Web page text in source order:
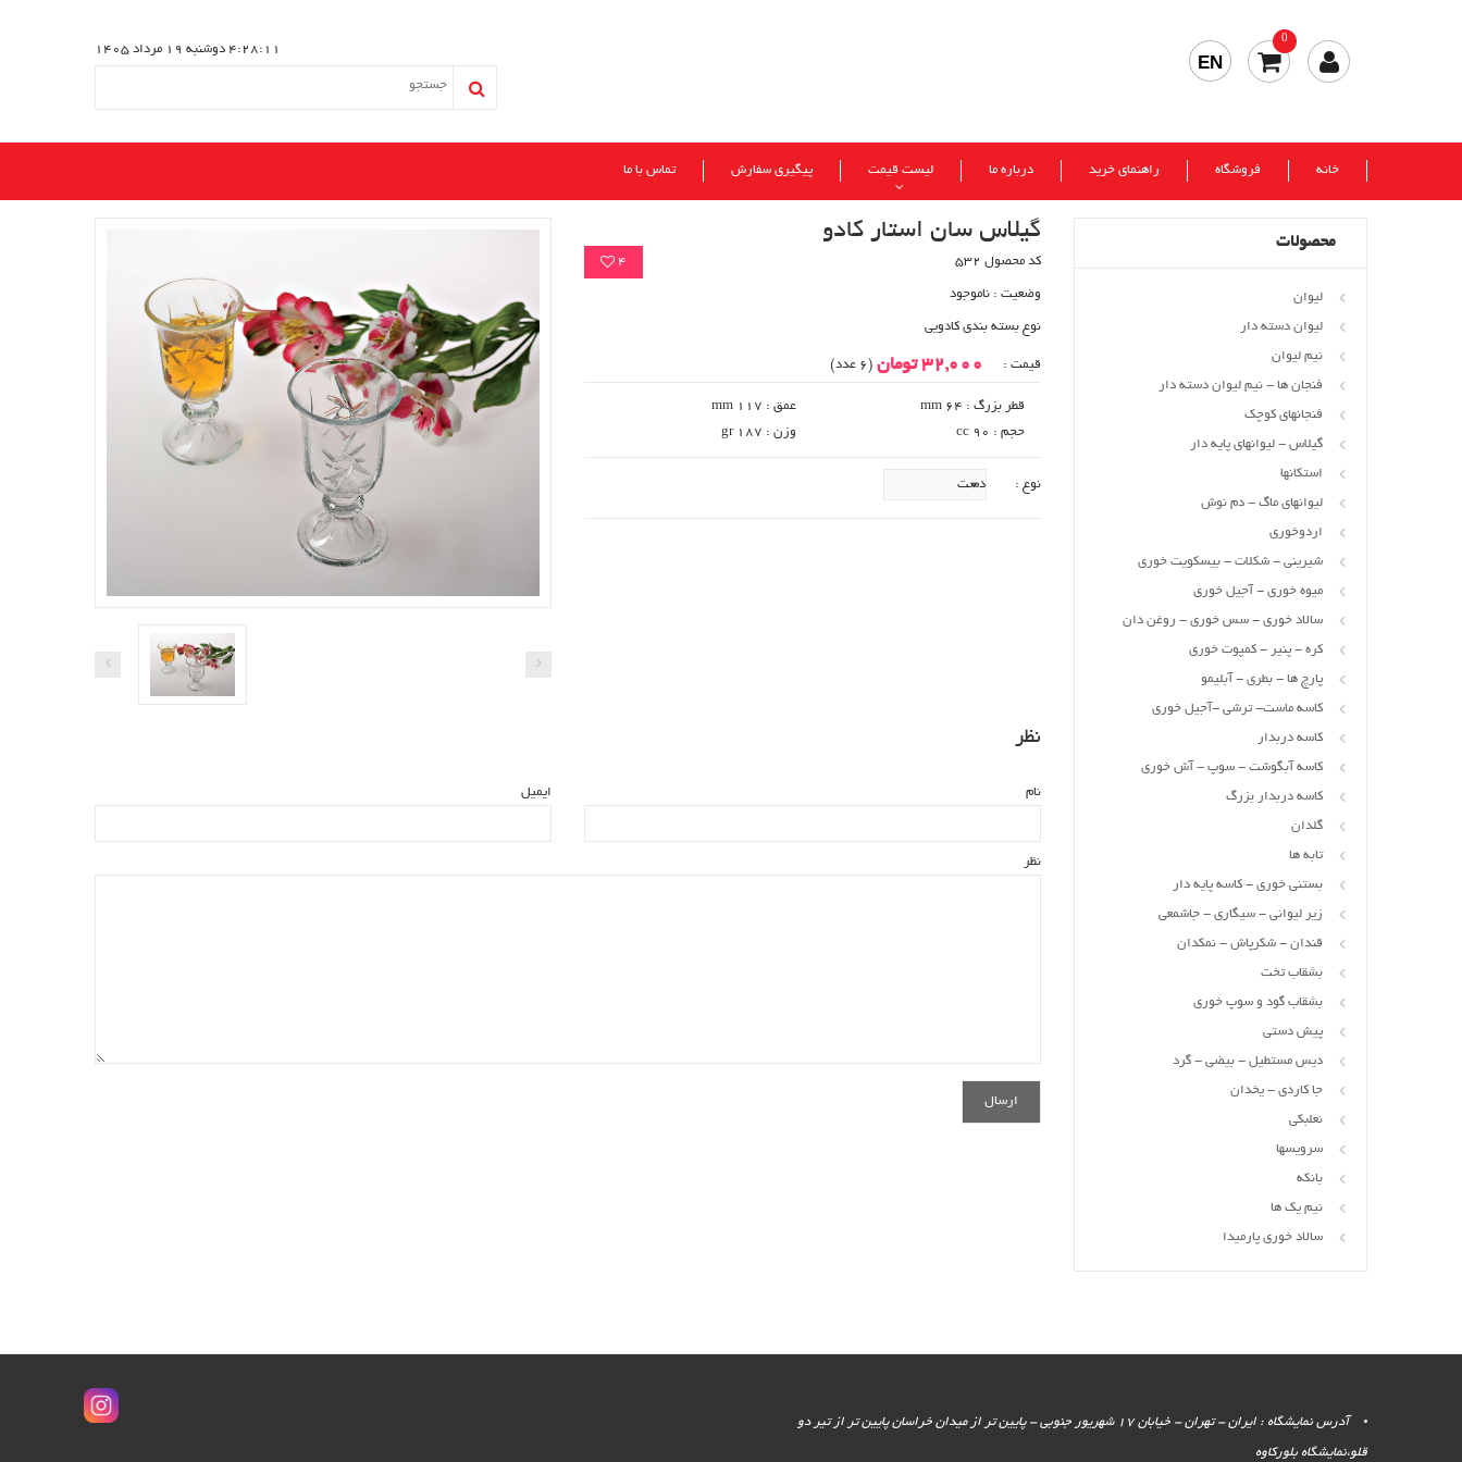
4:28:11 دوشنبه 19 مرداد 1405
0
EN
خانه فروشگاه راهنمای خرید درباره ما لیست قیمت پیگیری سفارش تماس با ما
گیلاس سان استار کادو
4 کد محصول 532
وضعیت : ناموجود
نوع بسته بندی کادویی
قیمت : 32,000 تومان (6 عدد)
قطر بزرگ : 64 mm
عمق : 117 mm
حجم : 90 cc
وزن : 187 gr
نوع :
نظر
ایمیل نام
نظر
محصولات
لیوان
لیوان دسته دار
نیم لیوان
فنجان ها - نیم لیوان دسته دار
فنجانهای کوچک
گیلاس - لیوانهای پایه دار
استکانها
لیوانهای ماگ - دم نوش
اردوخوری
شیرینی - شکلات - بیسکویت خوری
میوه خوری - آجیل خوری
سالاد خوری - سس خوری - روغن دان
کره - پنیر - کمپوت خوری
پارچ ها - بطری - آبلیمو
کاسه ماست- ترشی -آجیل خوری
کاسه دربدار
کاسه آبگوشت - سوپ - آش خوری
کاسه دربدار بزرگ
گلدان
تابه ها
بستنی خوری - کاسه پایه دار
زیر لیوانی - سیگاری - جاشمعی
قندان - شکرپاش - نمکدان
بشقاب تخت
بشقاب گود و سوپ خوری
پیش دستی
دیس مستطیل - بیضی - گرد
جا کاردی - یخدان
نعلبکی
سرویسها
بانکه
نیم یک ها
سالاد خوری پارمیدا
آدرس نمایشگاه : ایران - تهران - خیابان 17 شهریور جنوبی - پایین تر از میدان خراسان پایین تر از تیر دو
قلو،نمایشگاه بلورکاوه